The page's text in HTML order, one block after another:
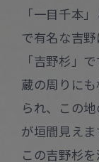
「一目千本
で有名な吉
「吉野杉」で
蔵の周りに
られ、この
が垣間見えま
この吉野杉